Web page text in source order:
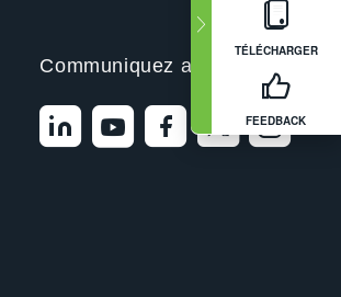
TÉLÉCHARGER
FEEDBACK
Communiquez avec nous